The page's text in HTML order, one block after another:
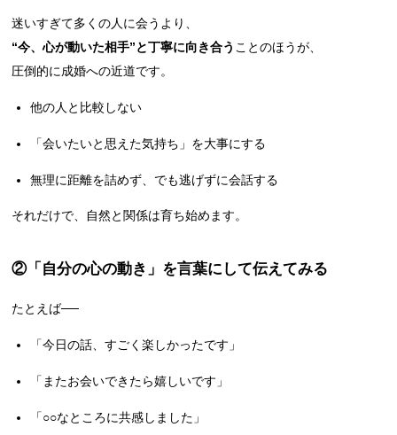
迷いすぎて多くの人に会うより、
“今、心が動いた相手”と丁寧に向き合う ことのほうが、
圧倒的に成婚への近道です。
他の人と比較しない
「会いたいと思えた気持ち」を大事にする
無理に距離を詰めず、でも逃げずに会話する
それだけで、自然と関係は育ち始めます。
②「自分の心の動き」を言葉にして伝えてみる
たとえば──
「今日の話、すごく楽しかったです」
「またお会いできたら嬉しいです」
「○○なところに共感しました」